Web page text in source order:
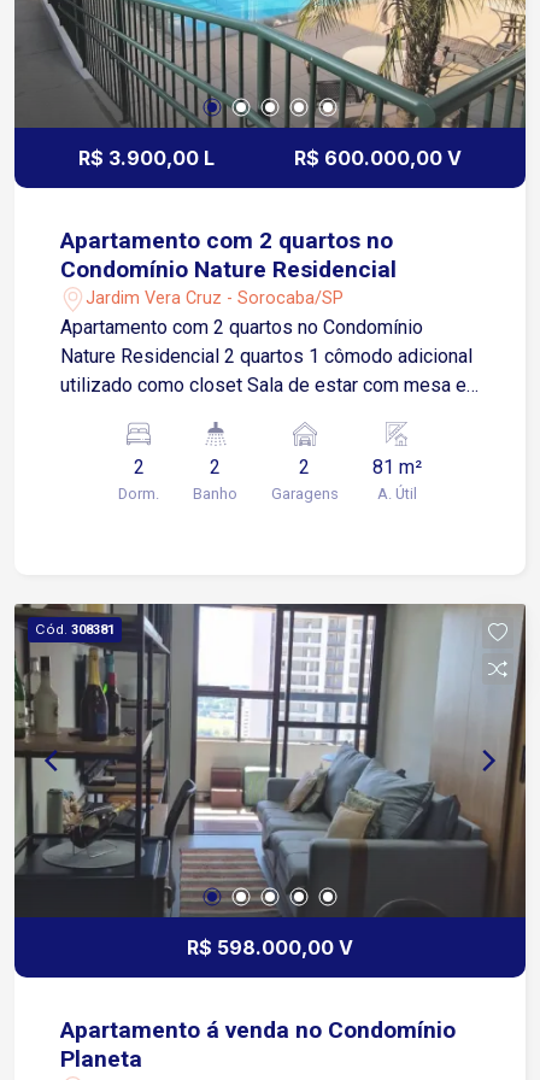
energética e modernidade. Condomínio: Vagas de
Garagem: 2 Vagas Rotativas,tipo gaveta (um
veículo na frente e outro atrás) Inclusões: O valor
do condomínio abrange despesas com água e
gás Acesso: 2 elevadores sociais e 1 de
serviço..
R$ 3.900,00 L R$ 600.000,00 V
Apartamento com 2 quartos no
Condomínio Nature Residencial
Jardim Vera Cruz - Sorocaba/SP
Apartamento com 2 quartos no Condomínio
Nature Residencial 2 quartos 1 cômodo adicional
utilizado como closet Sala de estar com mesa e
com triturador Área de serviços Banheiro social 2
vagas de garagem cobertas Imóvel funcional,
com ótimo aproveitamento de espaço, ideal para
Tavares Aproximadamente 15 minutos do
Shopping Iguatemi Esplanada Região com ampla
infraestrutura Próximo a supermercados,
restaurantes, farmácias, bancos e diversos
comércios Excelente mobilidade para diferentes
pontos da cidade Ótima opção para quem busca
comodidade em imóvel para aluguel Condomínio
Portaria 24 horas 3 salões de festas Salão de
jogos Academia Churrasqueiras Espaço mulher e
sala de massagem Espaço zen Pista de
caminhada Piscinas adulto e infantil Espaço kids
2
Dorm.
2
Banho
2
Garagens
81 m²
A. Útil
Cód. 308381
R$ 598.000,00 V
Apartamento á venda no Condomínio
Planeta